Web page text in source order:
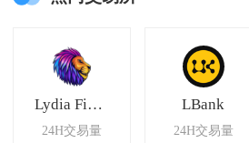
Lydia Finance
24H交易量
LBank
24H交易量